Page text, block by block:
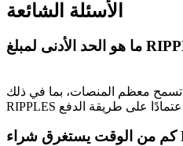
شركاء Bitrue
الأسئلة الشائعة
تسمح معظم المنصات، بما في ذلك Bitrue، للمستخدمين بشراء